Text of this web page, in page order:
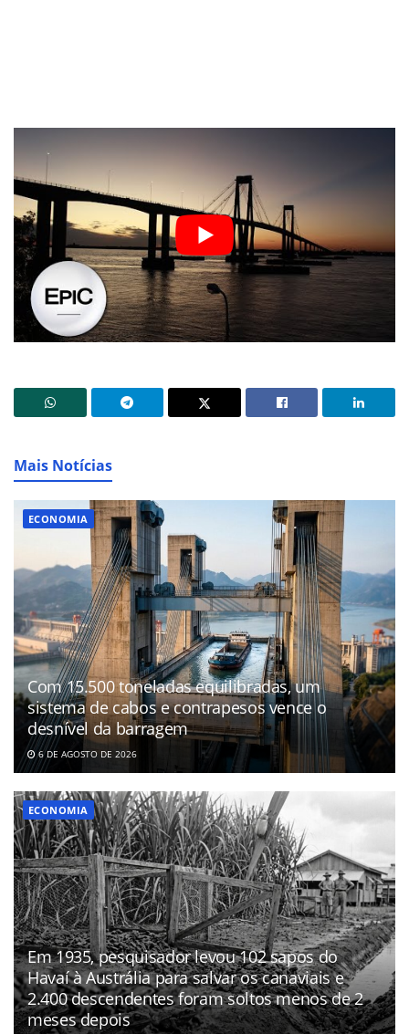
Mais Notícias
ECONOMIA
Com 15.500 toneladas equilibradas, um
sistema de cabos e contrapesos vence o
desnível da barragem
6 DE AGOSTO DE 2026
ECONOMIA
Em 1935, pesquisador levou 102 sapos do
Havaí à Austrália para salvar os canaviais e
2.400 descendentes foram soltos menos de 2
meses depois